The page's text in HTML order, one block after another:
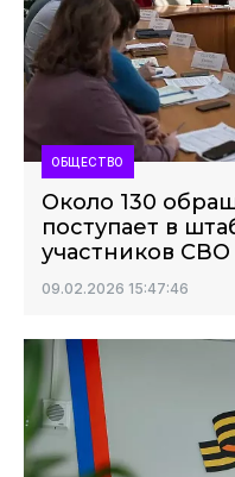
ОБЩЕСТВО
Около 130
поступает в
участников
09.02.2026 15:47:46